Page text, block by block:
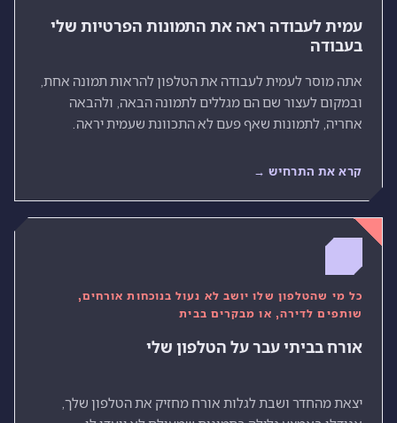
עמית לעבודה ראה את התמונות הפרטיות שלי
בעבודה
אתה מוסר לעמית לעבודה את הטלפון להראות תמונה אחת,
ובמקום לעצור שם הם מגללים לתמונה הבאה, ולהבאה
אחריה, לתמונות שאף פעם לא התכוונת שעמית יראה.
קרא את התרחיש →
כל מי שהטלפון שלו יושב לא נעול בנוכחות אורחים,
שותפים לדירה, או מבקרים בבית
אורח בביתי עבר על הטלפון שלי
יצאת מהחדר ושבת לגלות אורח מחזיק את הטלפון שלך,